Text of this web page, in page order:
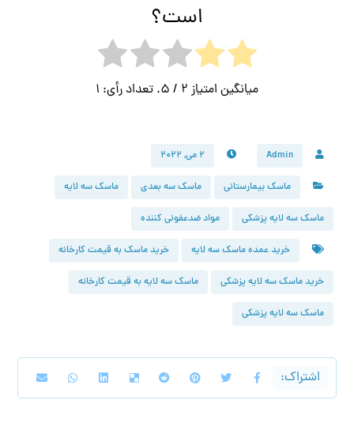
است؟
میانگین امتیاز 2 / 5. تعداد رأی: 1
Admin ۲ می, ۲۰۲۲
ماسک بیمارستانی ماسک سه بعدی ماسک سه لایه
ماسک سه لایه پزشکی مواد ضدعفونی کننده
خرید عمده ماسک سه لایه خرید ماسک به قیمت کارخانه
خرید ماسک سه لایه پزشکی ماسک سه لایه به قیمت کارخانه
ماسک سه لایه پزشکی